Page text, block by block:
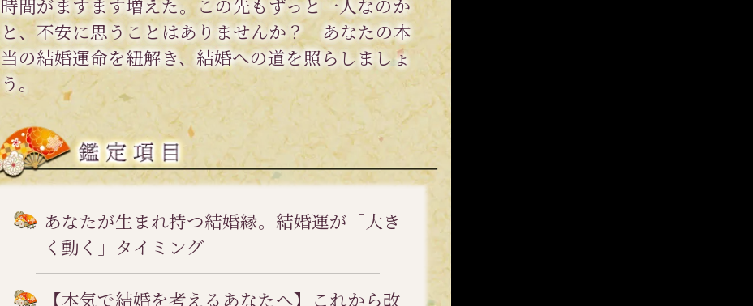
と、不安に思うことはありませんか？ あなたの本
当の結婚運命を紐解き、結婚への道を照らしましょ
う。
あなたが生まれ持つ結婚縁。結婚運が「大き
く動く」タイミング
【本気で結婚を考えるあなたへ】これから改